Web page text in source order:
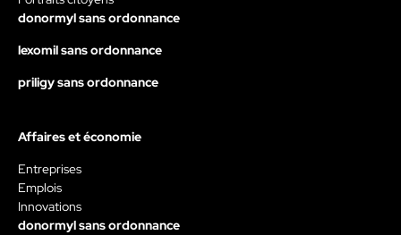
donormyl sans ordonnance
lexomil sans ordonnance
priligy sans ordonnance
Affaires et économie
Entreprises
Emplois
Innovations
donormyl sans ordonnance